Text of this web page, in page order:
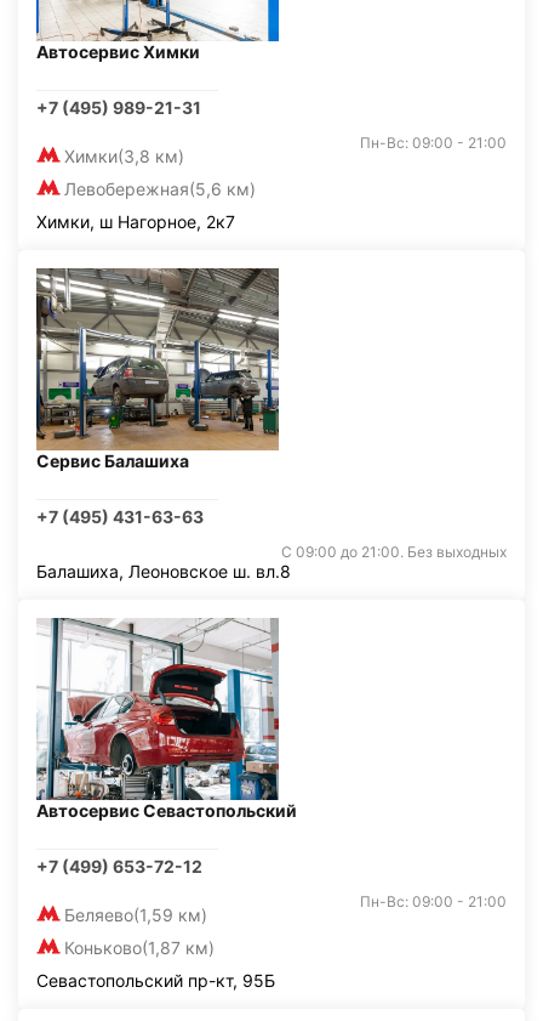
Автосервис Химки
+7 (495) 989-21-31
Химки(3,8 км)
Левобережная(5,6 км)
Пн-Вс: 09:00 - 21:00
Химки, ш Нагорное, 2к7
Сервис Балашиха
+7 (495) 431-63-63
С 09:00 до 21:00. Без выходных
Балашиха, Леоновское ш. вл.8
Автосервис Севастопольский
+7 (499) 653-72-12
Беляево(1,59 км)
Коньково(1,87 км)
Пн-Вс: 09:00 - 21:00
Севастопольский пр-кт, 95Б